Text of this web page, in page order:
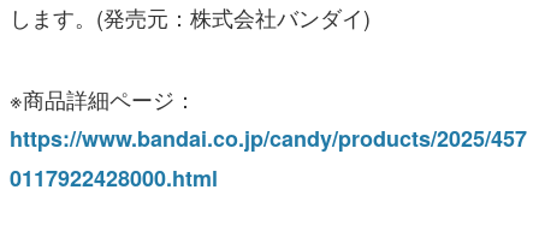
します。(発売元：株式会社バンダイ)
※商品詳細ページ：
https://www.bandai.co.jp/candy/products/2025/457
0117922428000.html